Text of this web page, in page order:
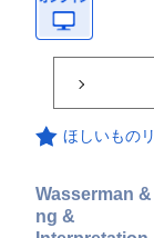
ほしいもの
Wasserman
ng &